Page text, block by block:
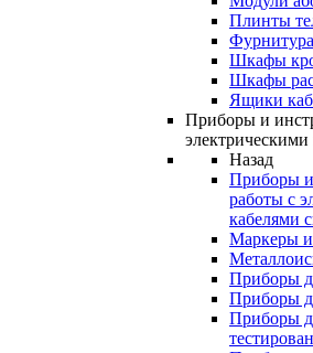
Плинты
Шкафы
Шкафы
Ящики
Приборы и
электрическими
Назад
Приборы
работы с
кабелями
Маркеры и
Приборы
Приборы
Приборы